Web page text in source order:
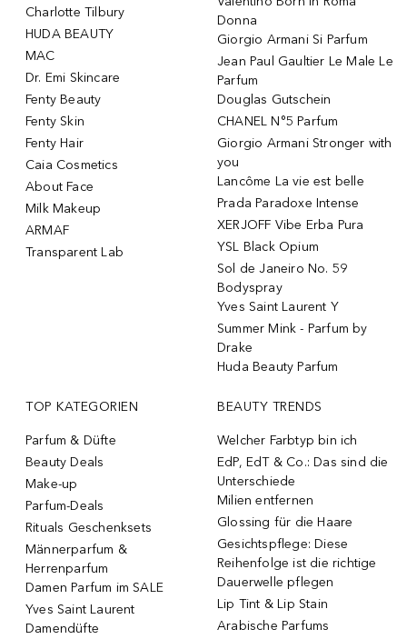
Charlotte Tilbury
HUDA BEAUTY
MAC
Dr. Emi Skincare
Fenty Beauty
Fenty Skin
Fenty Hair
Caia Cosmetics
About Face
Milk Makeup
ARMAF
Transparent Lab
Donna
Giorgio Armani Si Parfum
Jean Paul Gaultier Le Male Le
Parfum
Douglas Gutschein
CHANEL N°5 Parfum
Giorgio Armani Stronger with
you
Lancôme La vie est belle
Prada Paradoxe Intense
XERJOFF Vibe Erba Pura
YSL Black Opium
Sol de Janeiro No. 59
Bodyspray
Yves Saint Laurent Y
Summer Mink - Parfum by
Drake
Huda Beauty Parfum
TOP KATEGORIEN
Parfum & Düfte
Beauty Deals
Make-up
Parfum-Deals
Rituals Geschenksets
Männerparfum &
Herrenparfum
Damen Parfum im SALE
Yves Saint Laurent
Damendüfte
BEAUTY TRENDS
Welcher Farbtyp bin ich
EdP, EdT & Co.: Das sind die
Unterschiede
Milien entfernen
Glossing für die Haare
Gesichtspflege: Diese
Reihenfolge ist die richtige
Dauerwelle pflegen
Lip Tint & Lip Stain
Arabische Parfums